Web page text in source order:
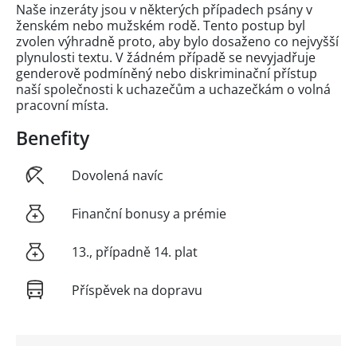
Naše inzeráty jsou v některých případech psány v
ženském nebo mužském rodě. Tento postup byl
zvolen výhradně proto, aby bylo dosaženo co nejvyšší
plynulosti textu. V žádném případě se nevyjadřuje
genderově podmíněný nebo diskriminační přístup
naší společnosti k uchazečům a uchazečkám o volná
pracovní místa.
Benefity
Dovolená navíc
Finanční bonusy a prémie
13., případně 14. plat
Příspěvek na dopravu